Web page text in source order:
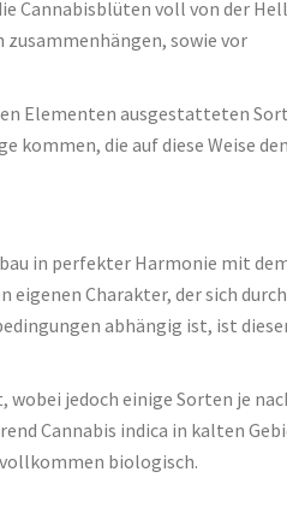
Cannabisblüten voll von der
sowie vor
Elementen ausgestatteten
kommen, die auf diese Weise den
in perfekter Harmonie mit
Charakter, der sich
abhängig ist, ist
jedoch einige Sorten je
Cannabis indica in kalten
biologisch.